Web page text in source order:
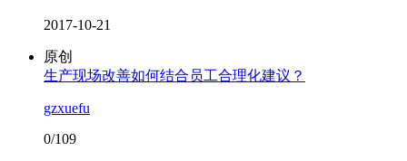
2017-10-21
原创
生产现场改善如何结合员工合理化建议？
gzxuefu
0/109